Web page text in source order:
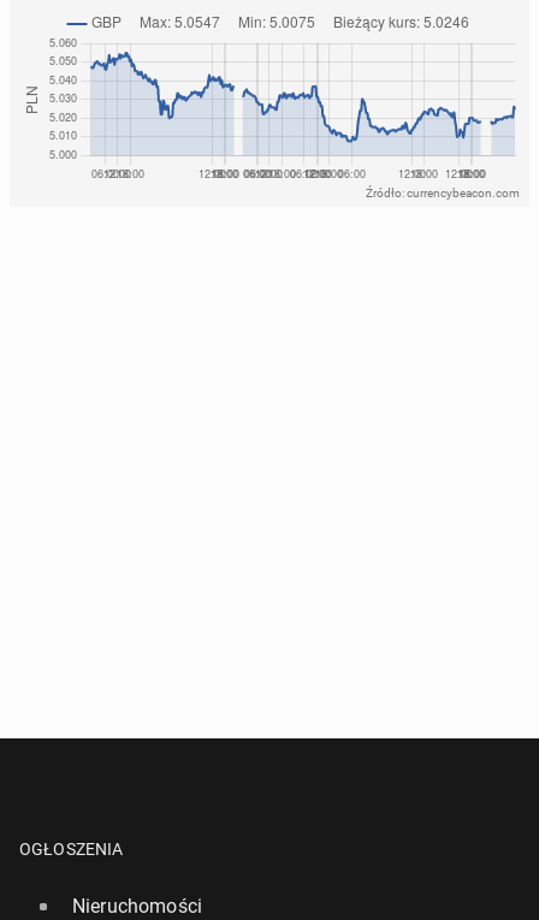
Źródło: currencybeacon.com
OGŁOSZENIA
Nieruchomości